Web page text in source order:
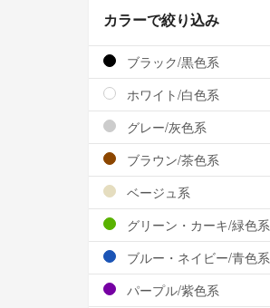
カラーで絞り込み
ブラック/黒色系
ホワイト/白色系
グレー/灰色系
ブラウン/茶色系
ベージュ系
グリーン・カーキ/緑色系
ブルー・ネイビー/青色系
パープル/紫色系